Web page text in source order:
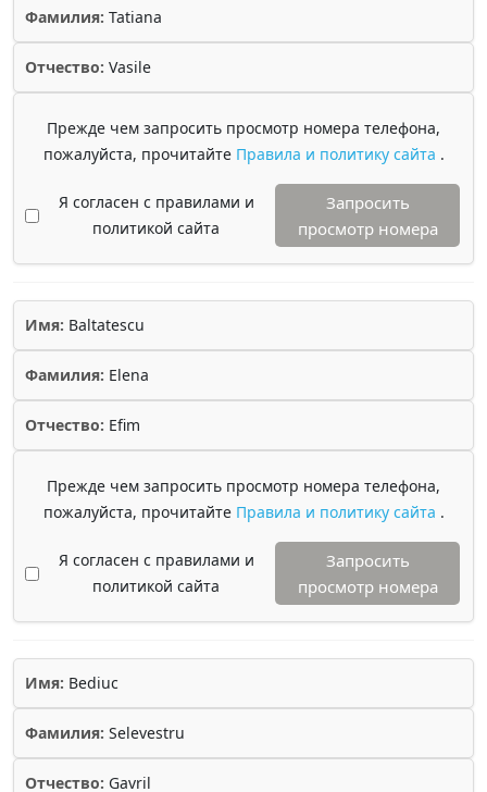
Фамилия: Tatiana
Отчество: Vasile
Прежде чем запросить просмотр номера телефона,
пожалуйста, прочитайте Правила и политику сайта .
Я согласен с правилами и
политикой сайта
Запросить
просмотр номера
Имя: Baltatescu
Фамилия: Elena
Отчество: Efim
Прежде чем запросить просмотр номера телефона,
пожалуйста, прочитайте Правила и политику сайта .
Я согласен с правилами и
политикой сайта
Запросить
просмотр номера
Имя: Bediuc
Фамилия: Selevestru
Отчество: Gavril